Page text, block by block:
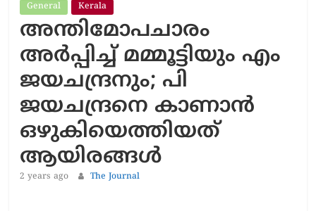
Unfolding
The
General Kerala
അന്തിമോപചാരം
അർപ്പിച്ച് മമ്മൂട്ടിയും എം
ജയചന്ദ്രനും; പി
ജയചന്ദ്രനെ കാണാൻ
ഒഴുകിയെത്തിയത്
ആയിരങ്ങൾ
2 years ago The Journal